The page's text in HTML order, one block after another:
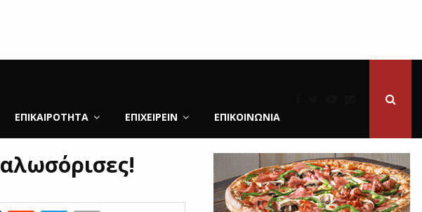
ΕΠΙΚΑΙΡΌΤΗΤΑ ΕΠΙΧΕΙΡΕΙΝ ΕΠΙΚΟΙΝΩΝΊΑ